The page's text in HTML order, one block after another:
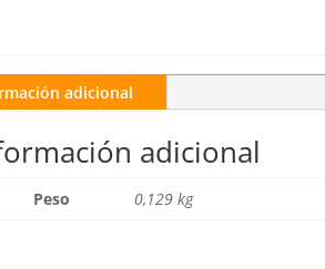
adicional
adicional
Peso 0,129 kg